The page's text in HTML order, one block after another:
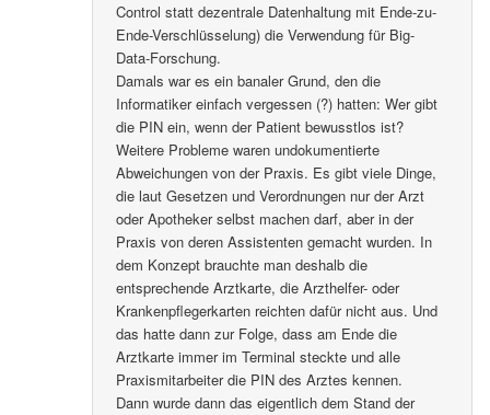
Control statt dezentrale Datenhaltung mit Ende-zu-
Ende-Verschlüsselung) die Verwendung für Big-
Data-Forschung.
Damals war es ein banaler Grund, den die
Informatiker einfach vergessen (?) hatten: Wer gibt
die PIN ein, wenn der Patient bewusstlos ist?
Weitere Probleme waren undokumentierte
Abweichungen von der Praxis. Es gibt viele Dinge,
die laut Gesetzen und Verordnungen nur der Arzt
oder Apotheker selbst machen darf, aber in der
Praxis von deren Assistenten gemacht wurden. In
dem Konzept brauchte man deshalb die
entsprechende Arztkarte, die Arzthelfer- oder
Krankenpflegerkarten reichten dafür nicht aus. Und
das hatte dann zur Folge, dass am Ende die
Arztkarte immer im Terminal steckte und alle
Praxismitarbeiter die PIN des Arztes kennen.
Dann wurde dann das eigentlich dem Stand der